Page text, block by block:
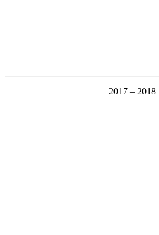
2017 – 2018